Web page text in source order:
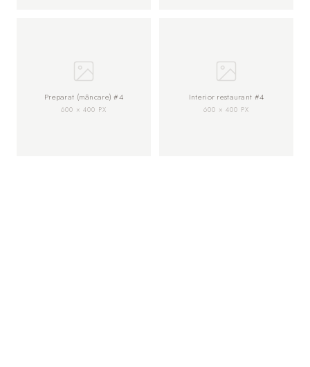
Preparat (mâncare) #4
600 × 400 PX
Interior restaurant #4
600 × 400 PX